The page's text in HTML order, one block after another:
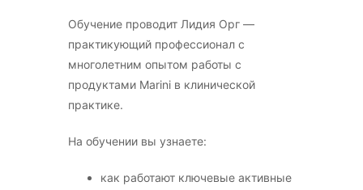
Обучение проводит Лидия Орг —
практикующий профессионал с
многолетним опытом работы с
продуктами Marini в клинической
практике.
На обучении вы узнаете:
как работают ключевые активные